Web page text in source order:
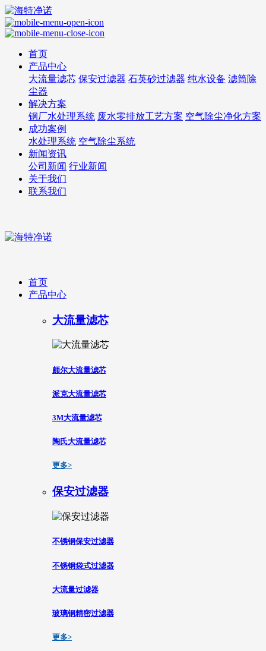
首页
产品中心
大流量滤芯 保安过滤器 石英砂过滤器 纯水设备 滤筒除
尘器
解决方案
钢厂水处理系统 废水零排放工艺方案 空气除尘净化方案
成功案例
水处理系统 空气除尘系统
新闻资讯
公司新闻 行业新闻
关于我们
联系我们
首页
产品中心
大流量滤芯
颇尔大流量滤芯
派克大流量滤芯
3M大流量滤芯
陶氏大流量滤芯
更多>
保安过滤器
不锈钢保安过滤器
不锈钢袋式过滤器
大流量过滤器
玻璃钢精密过滤器
更多>